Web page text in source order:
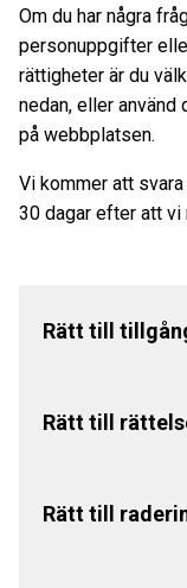
Om du har några
personuppgifter
rättigheter är du
nedan, eller
på webbplatsen.
Vi kommer att
30 dagar efter att vi
Rätt till
personuppgifter
har du rätt
Rätt till
personuppgifter
Rätt till